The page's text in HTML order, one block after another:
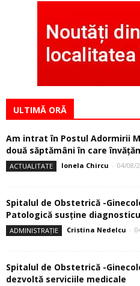
ULTIMĂ ORĂ
Am intrat în Postul Adormirii
două săptămâni în care
ACTUALITATE Ionela Chircu - 04/08/
Spitalul de Obstetrică -
Patologică susţine
ADMINISTRAȚIE Cristina Nedelcu -
Spitalul de Obstetrică -
dezvoltă serviciile medicale